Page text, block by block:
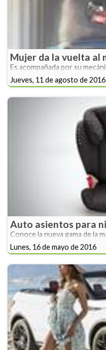
Mujer da la vuelta al
Es acompañada por su
Jueves, 11 de agosto de 2016
Auto asientos para
Conoce la nueva gama de la
Lunes, 16 de mayo de 2016